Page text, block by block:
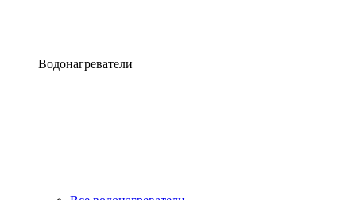
Водонагреватели